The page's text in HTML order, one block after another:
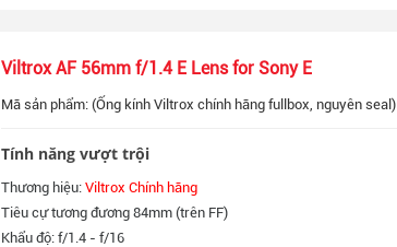
Viltrox AF 56mm f/1.4 E Lens for Sony E
Mã sản phẩm: (Ống kính Viltrox chính hãng fullbox, nguyên seal)
Tính năng vượt trội
Thương hiệu: Viltrox Chính hãng
Tiêu cự tương đương 84mm (trên FF)
Khẩu độ: f/1.4 - f/16